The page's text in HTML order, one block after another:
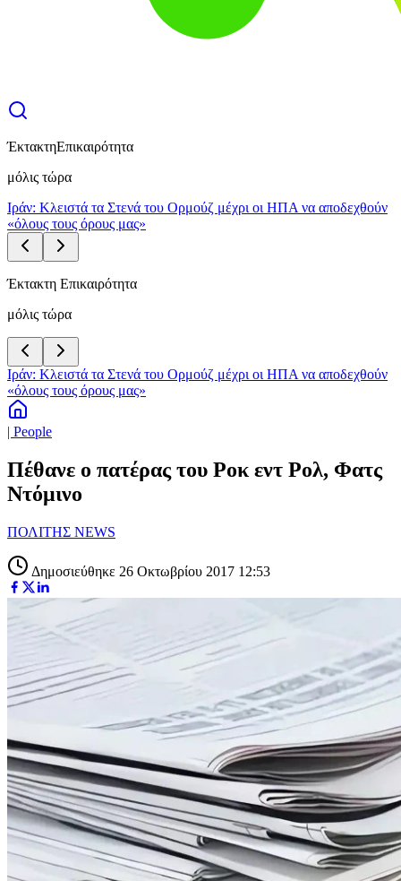
ΈκτακτηΕπικαιρότητα
μόλις τώρα
Ιράν: Κλειστά τα Στενά του Ορμούζ μέχρι οι ΗΠΑ να αποδεχθούν
«όλους τους όρους μας»
Έκτακτη Επικαιρότητα
μόλις τώρα
Ιράν: Κλειστά τα Στενά του Ορμούζ μέχρι οι ΗΠΑ να αποδεχθούν
«όλους τους όρους μας»
| People
Πέθανε ο πατέρας του Ροκ εντ Ρολ, Φατς
Ντόμινο
ΠΟΛΙΤΗΣ NEWS
Δημοσιεύθηκε 26 Οκτωβρίου 2017 12:53